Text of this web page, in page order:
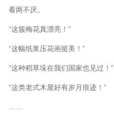
看两不厌。
“这簇梅花真漂亮！”
“这幅纸浆压花画挺美！”
“这种稻草垛在我们国家也见过！”
“这类老式木屋好有岁月痕迹！”